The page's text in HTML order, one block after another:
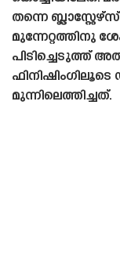
തന്നെ
മുന്നേറ്റത്തിനു
പിടിച്ചെടുത്ത്
മുന്നിലെത്തിച്ചത്.